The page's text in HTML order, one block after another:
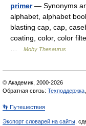
primer— Synonyms
alphabet, alphabet
blasting cap, cap,
coating, color, color
Moby Thesaurus
© Академик, 2000-2026
Обратная связь: Техподдержка
👣 Путешествия
Экспорт словарей на сайты ,